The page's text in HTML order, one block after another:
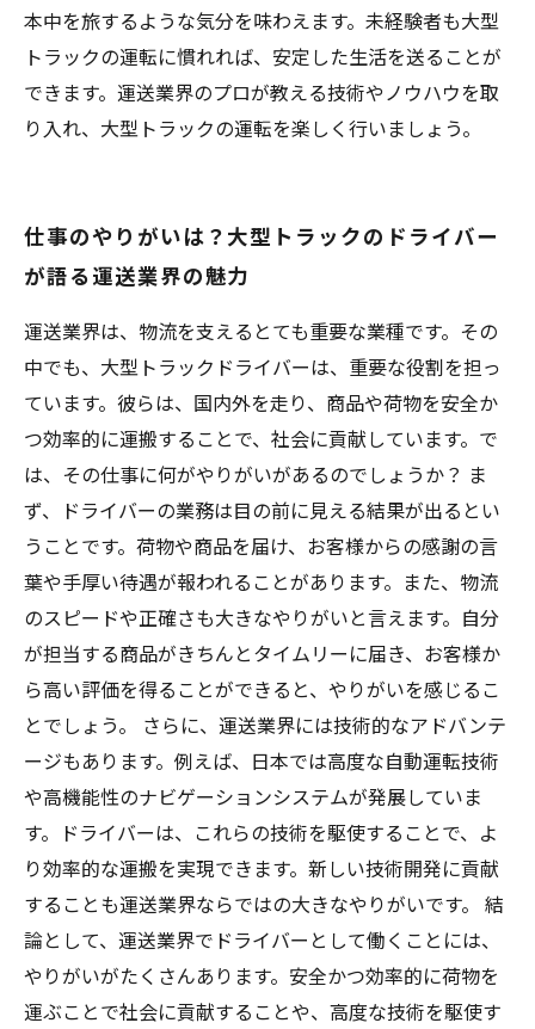
本中を旅するような気分を味わえます。未経験者も大型
トラックの運転に慣れれば、安定した生活を送ることが
できます。運送業界のプロが教える技術やノウハウを取
り入れ、大型トラックの運転を楽しく行いましょう。
仕事のやりがいは？大型トラックのドライバー
が語る運送業界の魅力
運送業界は、物流を支えるとても重要な業種です。その
中でも、大型トラックドライバーは、重要な役割を担っ
ています。彼らは、国内外を走り、商品や荷物を安全か
つ効率的に運搬することで、社会に貢献しています。で
は、その仕事に何がやりがいがあるのでしょうか？ ま
ず、ドライバーの業務は目の前に見える結果が出るとい
うことです。荷物や商品を届け、お客様からの感謝の言
葉や手厚い待遇が報われることがあります。また、物流
のスピードや正確さも大きなやりがいと言えます。自分
が担当する商品がきちんとタイムリーに届き、お客様か
ら高い評価を得ることができると、やりがいを感じるこ
とでしょう。 さらに、運送業界には技術的なアドバンテ
ージもあります。例えば、日本では高度な自動運転技術
や高機能性のナビゲーションシステムが発展していま
す。ドライバーは、これらの技術を駆使することで、よ
り効率的な運搬を実現できます。新しい技術開発に貢献
することも運送業界ならではの大きなやりがいです。 結
論として、運送業界でドライバーとして働くことには、
やりがいがたくさんあります。安全かつ効率的に荷物を
運ぶことで社会に貢献することや、高度な技術を駆使す